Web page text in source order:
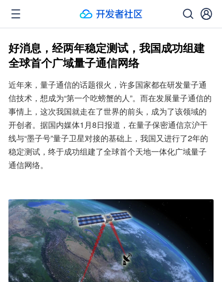
好消息，经两年稳定测试，我国成功组建
全球首个广域量子通信网络
近年来，量子通信的话题很火，许多国家都在研发量子通
信技术，想成为“第一个吃螃蟹的人”。而在发展量子通信的
事情上，这次我国就走在了世界的前头，成为了该领域的
开创者。据国内媒体1月8日报道，在量子保密通信京沪干
线与“墨子号”量子卫星对接的基础上，我国又进行了2年的
稳定测试，终于成功组建了全球首个天地一体化广域量子
通信网络。